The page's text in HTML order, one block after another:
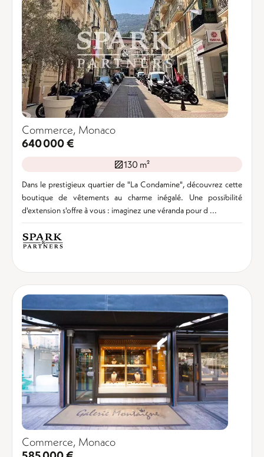
Commerce, Monaco
640 000 €
130 m²
Dans le prestigieux quartier de "La Condamine", découvrez cette
boutique de vêtements au charme inégalé. Une possibilité
d'extension s'offre à vous : imaginez une véranda pour d ...
Commerce, Monaco